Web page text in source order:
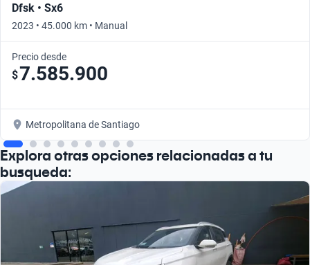
Dfsk • Sx6
2023 • 45.000 km • Manual
Precio desde
$7.585.900
Metropolitana de Santiago
Explora otras opciones relacionadas a tu
busqueda: